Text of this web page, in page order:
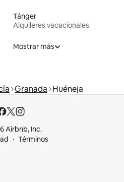
Tánger
Alquileres vacacionales
Mostrar más
Granada Huéneja
Airbnb, Inc.
Términos